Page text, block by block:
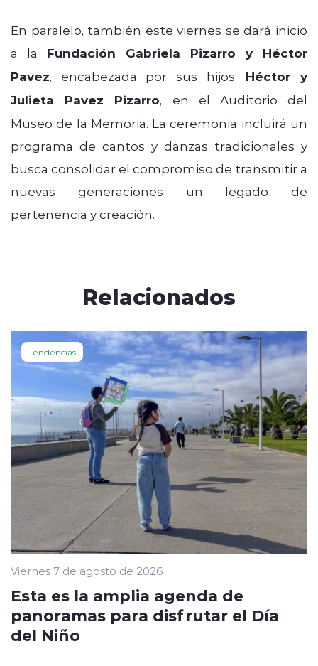
En paralelo, también este viernes se dará inicio
a la Fundación Gabriela Pizarro y Héctor
Pavez, encabezada por sus hijos, Héctor y
Julieta Pavez Pizarro, en el Auditorio del
Museo de la Memoria. La ceremonia incluirá un
programa de cantos y danzas tradicionales y
busca consolidar el compromiso de transmitir a
nuevas generaciones un legado de
pertenencia y creación.
Relacionados
Tendencias
Viernes 7 de agosto de 2026
Esta es la amplia agenda de
panoramas para disfrutar el Día
del Niño